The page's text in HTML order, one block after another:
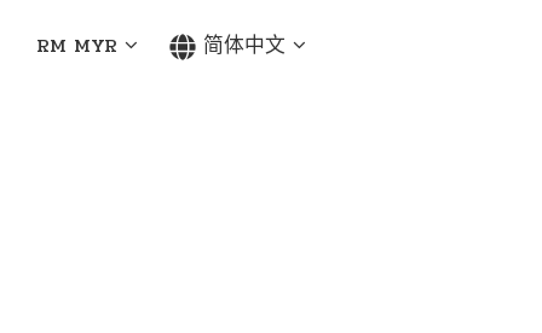
RM MYR 简体中文